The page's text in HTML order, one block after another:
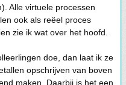
Alle virtuele processen
ook als reëel proces
zie ik wat over het hoofd.
doe, dan laat ik ze
opschrijven van boven
maken. Daarbij is het een